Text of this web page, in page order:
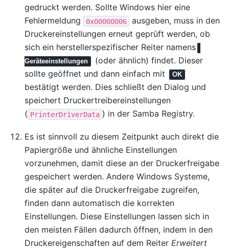
gedruckt werden. Sollte Windows hier eine
Fehlermeldung
0x00000006
ausgeben, muss in den
Druckereinstellungen erneut geprüft werden, ob
sich ein herstellerspezifischer Reiter namens
Geräteeinstellungen
(oder ähnlich) findet. Dieser
sollte geöffnet und dann einfach mit
OK
bestätigt werden. Dies schließt den Dialog und
speichert Druckertreibereinstellungen
( PrinterDriverData ) in der Samba Registry.
Es ist sinnvoll zu diesem Zeitpunkt auch direkt die
Papiergröße und ähnliche Einstellungen
vorzunehmen, damit diese an der Druckerfreigabe
gespeichert werden. Andere Windows Systeme,
die später auf die Druckerfreigabe zugreifen,
finden dann automatisch die korrekten
Einstellungen. Diese Einstellungen lassen sich in
den meisten Fällen dadurch öffnen, indem in den
Druckereigenschaften auf dem Reiter Erweitert